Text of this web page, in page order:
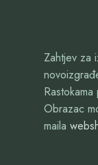
Zahtjev za
Obrazac
maila